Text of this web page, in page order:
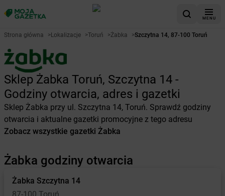
MENU
Strona główna >Lokalizacje >Toruń >Żabka >Szczytna 14, 87-100 Toruń
Sklep Żabka Toruń, Szczytna 14 -
Godziny otwarcia, adres i gazetki
Sklep Żabka przy ul. Szczytna 14, Toruń. Sprawdź godziny
otwarcia i aktualne gazetki promocyjne z tego adresu
Zobacz wszystkie gazetki Żabka
Żabka godziny otwarcia
Żabka Szczytna 14